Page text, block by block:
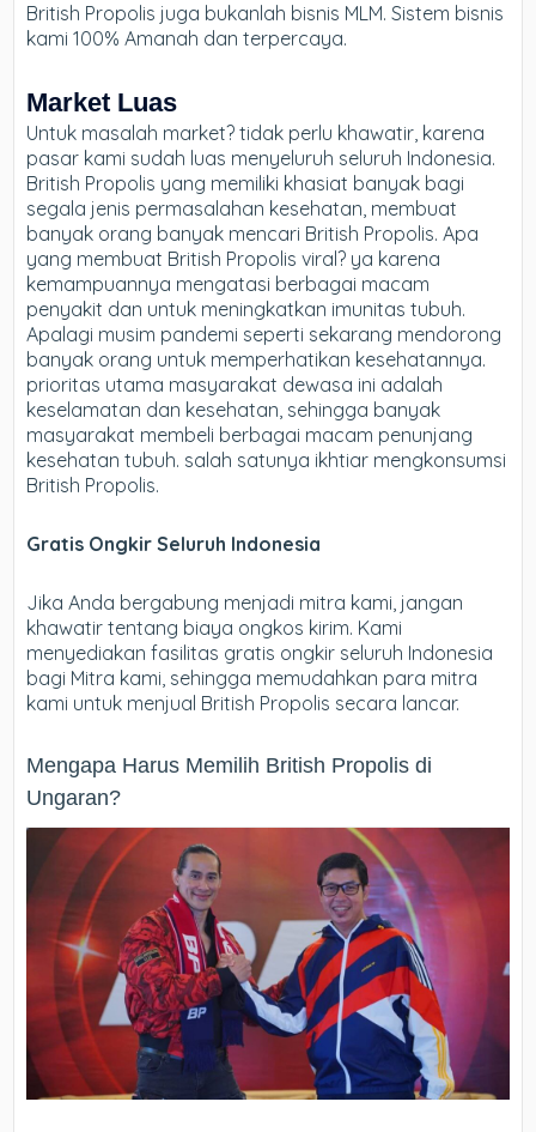
British Propolis juga bukanlah bisnis MLM. Sistem bisnis
kami 100% Amanah dan terpercaya.
Market Luas
Untuk masalah market? tidak perlu khawatir, karena
pasar kami sudah luas menyeluruh seluruh Indonesia.
British Propolis yang memiliki khasiat banyak bagi
segala jenis permasalahan kesehatan, membuat
banyak orang banyak mencari British Propolis. Apa
yang membuat British Propolis viral? ya karena
kemampuannya mengatasi berbagai macam
penyakit dan untuk meningkatkan imunitas tubuh.
Apalagi musim pandemi seperti sekarang mendorong
banyak orang untuk memperhatikan kesehatannya.
prioritas utama masyarakat dewasa ini adalah
keselamatan dan kesehatan, sehingga banyak
masyarakat membeli berbagai macam penunjang
kesehatan tubuh. salah satunya ikhtiar mengkonsumsi
British Propolis.
Gratis Ongkir Seluruh Indonesia
Jika Anda bergabung menjadi mitra kami, jangan
khawatir tentang biaya ongkos kirim. Kami
menyediakan fasilitas gratis ongkir seluruh Indonesia
bagi Mitra kami, sehingga memudahkan para mitra
kami untuk menjual British Propolis secara lancar.
Mengapa Harus Memilih British Propolis di
Ungaran?